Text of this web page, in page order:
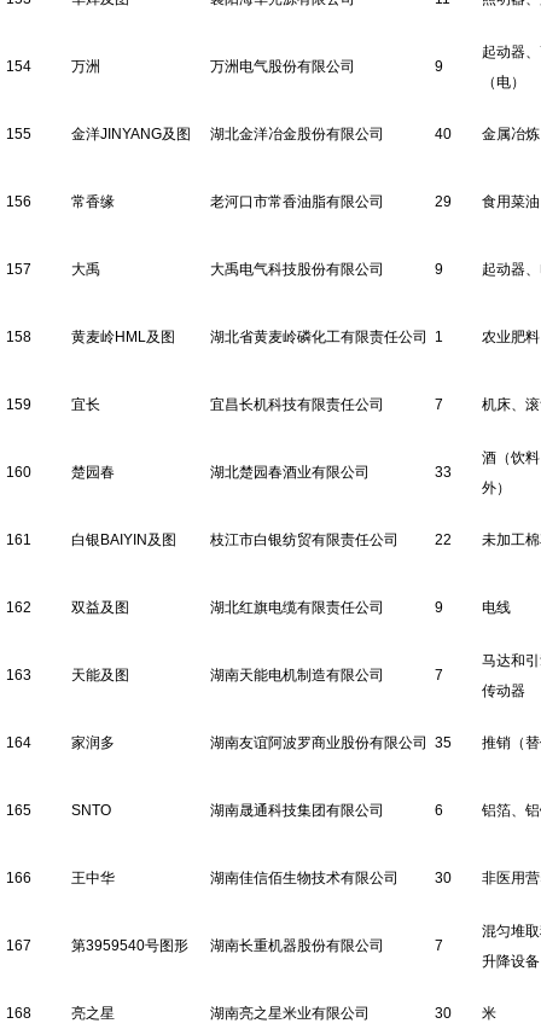
154 万洲 万洲电气股份有限公司 9
起动器
（电）
155 金洋JINYANG及图 湖北金洋冶金股份有限公司 40 金属冶
156 常香缘 老河口市常香油脂有限公司 29 食用菜
157 大禹 大禹电气科技股份有限公司 9 起动器
158 黄麦岭HML及图 湖北省黄麦岭磷化工有限责任公司 1 农业肥
159 宜长 宜昌长机科技有限责任公司 7 机床、
160 楚园春 湖北楚园春酒业有限公司 33
酒（饮
外）
161 白银BAIYIN及图 枝江市白银纺贸有限责任公司 22 未加工
162 双益及图 湖北红旗电缆有限责任公司 9 电线
163 天能及图 湖南天能电机制造有限公司 7
马达和
传动器
164 家润多 湖南友谊阿波罗商业股份有限公司 35 推销（
165 SNTO 湖南晟通科技集团有限公司 6 铝箔、
166 王中华 湖南佳信佰生物技术有限公司 30 非医用
167 第3959540号图形 湖南长重机器股份有限公司 7
混匀堆
升降设备
168 亮之星 湖南亮之星米业有限公司 30 米